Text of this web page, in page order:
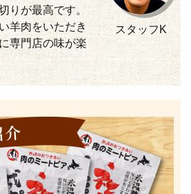
りが最高です。
羊肉をいただき
専門店の味が楽
スタッフK